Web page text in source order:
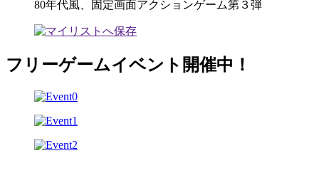
80年代風、固定画面アクションゲーム第３弾
フリーゲームイベント開催中！